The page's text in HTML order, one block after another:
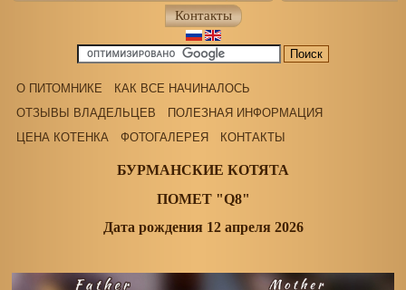
Контакты
О ПИТОМНИКЕ
КАК ВСЕ НАЧИНАЛОСЬ
ОТЗЫВЫ ВЛАДЕЛЬЦЕВ
ПОЛЕЗНАЯ ИНФОРМАЦИЯ
ЦЕНА КОТЕНКА
ФОТОГАЛЕРЕЯ КОНТАКТЫ
БУРМАНСКИЕ КОТЯТА
ПОМЕТ "Q8"
Дата рождения 12 апреля 2026